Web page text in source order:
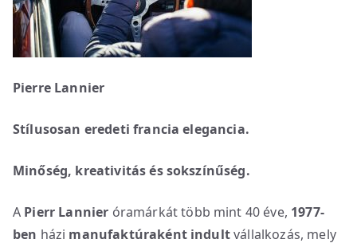
Pierre Lannier
Stílusosan eredeti francia elegancia.
Minőség, kreativitás és sokszínűség.
A Pierr Lannier óramárkát több mint 40 éve, 1977-
ben házi manufaktúraként indultvállalkozás, mely